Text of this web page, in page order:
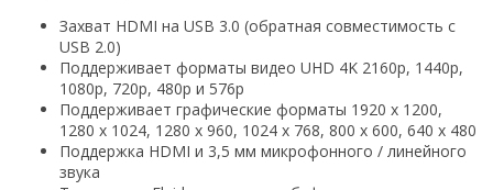
Захват HDMI на USB 3.0 (обратная совместимость с
USB 2.0)
Поддерживает форматы видео UHD 4K 2160p, 1440p,
1080p, 720p, 480p и 576p
Поддерживает графические форматы 1920 x 1200,
1280 x 1024, 1280 x 960, 1024 x 768, 800 x 600, 640 x 480
Поддержка HDMI и 3,5 мм микрофонного / линейного
звука